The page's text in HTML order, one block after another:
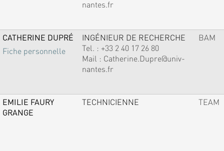
nantes.fr
CATHERINE DUPRÉ
Fiche personnelle
INGÉNIEUR DE RECHERCHE
Tel. : +33 2 40 17 26 80
Mail : Catherine.Dupre@univ-
nantes.fr
BAM
EMILIE FAURY
GRANGE
TECHNICIENNE TEAM